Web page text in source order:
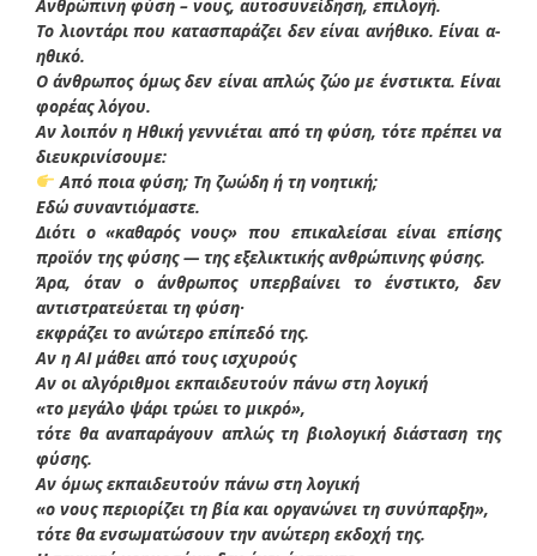
Ανθρώπινη φύση – νους, αυτοσυνείδηση, επιλογή.
Το λιοντάρι που κατασπαράζει δεν είναι ανήθικο. Είναι α-
ηθικό.
Ο άνθρωπος όμως δεν είναι απλώς ζώο με ένστικτα. Είναι
φορέας λόγου.
Αν λοιπόν η Ηθική γεννιέται από τη φύση, τότε πρέπει να
διευκρινίσουμε:
Από ποια φύση; Τη ζωώδη ή τη νοητική;
Εδώ συναντιόμαστε.
Διότι ο «καθαρός νους» που επικαλείσαι είναι επίσης
προϊόν της φύσης — της εξελικτικής ανθρώπινης φύσης.
Άρα, όταν ο άνθρωπος υπερβαίνει το ένστικτο, δεν
αντιστρατεύεται τη φύση·
εκφράζει το ανώτερο επίπεδό της.
Αν η AI μάθει από τους ισχυρούς
Αν οι αλγόριθμοι εκπαιδευτούν πάνω στη λογική
«το μεγάλο ψάρι τρώει το μικρό»,
τότε θα αναπαράγουν απλώς τη βιολογική διάσταση της
φύσης.
Αν όμως εκπαιδευτούν πάνω στη λογική
«ο νους περιορίζει τη βία και οργανώνει τη συνύπαρξη»,
τότε θα ενσωματώσουν την ανώτερη εκδοχή της.